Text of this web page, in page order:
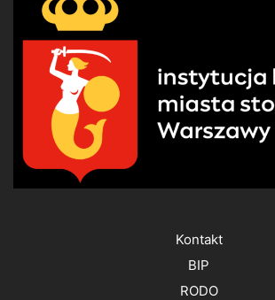
Kontakt
BIP
RODO